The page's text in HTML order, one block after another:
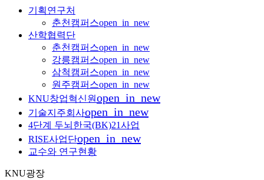
기획연구처
춘천캠퍼스open_in_new
산학협력단
춘천캠퍼스open_in_new
강릉캠퍼스open_in_new
삼척캠퍼스open_in_new
원주캠퍼스open_in_new
KNU창업혁신원open_in_new
기술지주회사open_in_new
4단계 두뇌한국(BK)21사업
RISE사업단open_in_new
교수와 연구현황
KNU광장